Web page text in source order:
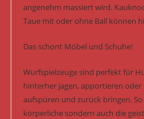
angenehm massiert wird.
Taue mit oder ohne Ball können
Das schont Möbel und Schuhe!
Wurfspielzeuge sind perfekt für
hinterher jagen, apportieren oder
aufspüren und zurück bringen.
körperliche sondern auch die